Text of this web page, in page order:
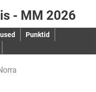
- MM 2026
Punktid